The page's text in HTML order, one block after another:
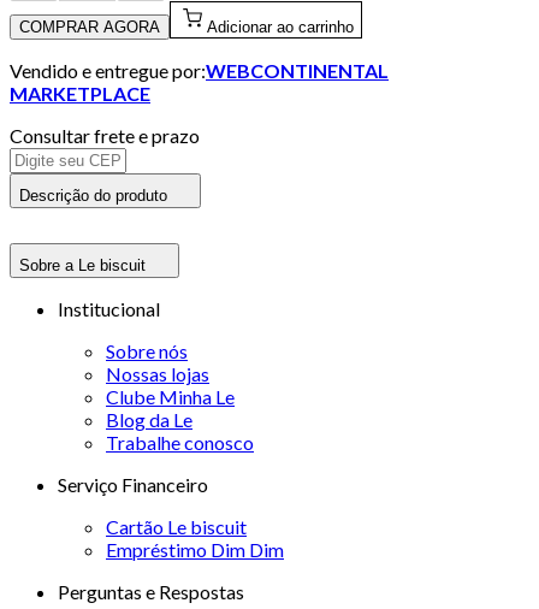
COMPRAR AGORA Adicionar ao carrinho
Vendido e entregue por:WEBCONTINENTAL
MARKETPLACE
Consultar frete e prazo
Descrição do produto
Sobre a Le biscuit
Institucional
Sobre nós
Nossas lojas
Clube Minha Le
Blog da Le
Trabalhe conosco
Serviço Financeiro
Cartão Le biscuit
Empréstimo Dim Dim
Perguntas e Respostas